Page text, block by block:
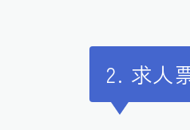
2. 求人